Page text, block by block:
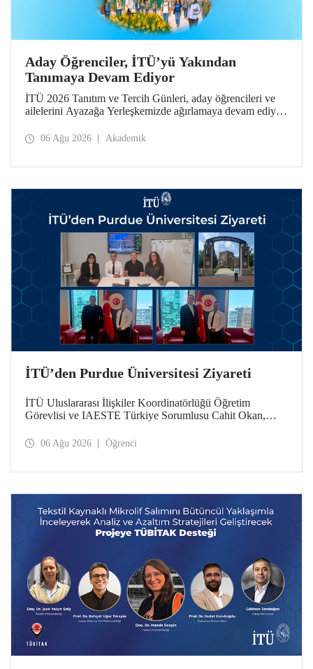
Aday Öğrenciler, İTÜ’yü Yakından
Tanımaya Devam Ediyor
İTÜ 2026 Tanıtım ve Tercih Günleri, aday öğrencileri ve
ailelerini Ayazağa Yerleşkemizde ağırlamaya devam ediyor.
ilgili fakülte ve birimler adaylara bilgi vermeye devam
06 Ağu 2026 Akademik
İTÜ’den Purdue Üniversitesi Ziyareti
İTÜ Uluslararası İlişkiler Koordinatörlüğü Öğretim
Görevlisi ve IAESTE Türkiye Sorumlusu Cahit Okan,
Temmuz tarihlerinde ABD’de dünyanın önde gelen
06 Ağu 2026 Öğrenci